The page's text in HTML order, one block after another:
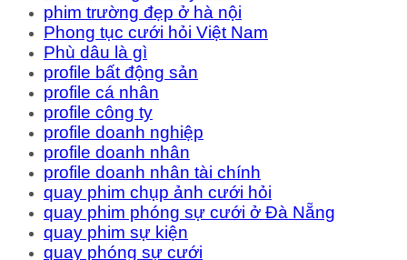
phim trường đẹp ở hà nội
Phong tục cưới hỏi Việt Nam
Phù dâu là gì
profile bất động sản
profile cá nhân
profile công ty
profile doanh nghiệp
profile doanh nhân
profile doanh nhân tài chính
quay phim chụp ảnh cưới hỏi
quay phim phóng sự cưới ở Đà Nẵng
quay phim sự kiện
quay phóng sự cưới